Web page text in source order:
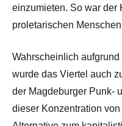
einzumieten. So war der
proletarischen
Wahrscheinlich
wurde das Viertel auch
der Magdeburger Punk-
dieser Konzentration